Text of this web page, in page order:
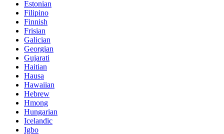
Estonian
Filipino
Finnish
Frisian
Galician
Georgian
Gujarati
Haitian
Hausa
Hawaiian
Hebrew
Hmong
Hungarian
Icelandic
Igbo